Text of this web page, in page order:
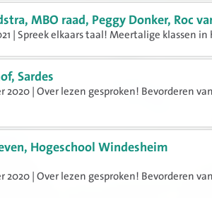
MBO raad, Peggy Donker, Roc
| Spreek elkaars taal! Meertalige klassen
Sardes
2020 | Over lezen gesproken! Bevorderen
Hogeschool Windesheim
2020 | Over lezen gesproken! Bevorderen